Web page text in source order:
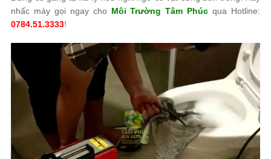
nhấc máy gọi ngay cho Môi Trường Tâm Phúc qua Hotline:
0784.51.3333!